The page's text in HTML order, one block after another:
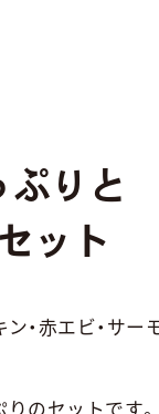
りと
ット
ン・赤エビ・サ
のセットです。